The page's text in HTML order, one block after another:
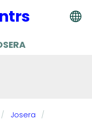
Josera